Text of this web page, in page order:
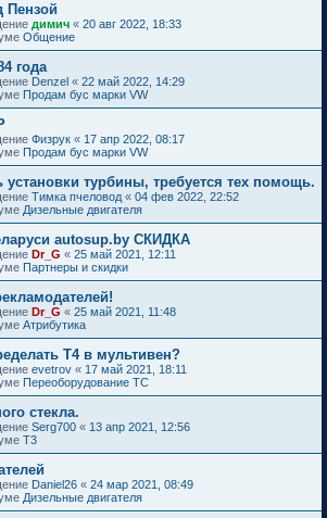
Пензой
димич « 20 авг 2022, 18:33
Общение
года
Denzel « 22 май 2022, 14:29
Продам бус марки VW
Физрук « 17 апр 2022, 08:17
Продам бус марки VW
установки турбины, требуется тех помощь.
Тимка пчеловод « 04 фев 2022, 22:52
Дизельные двигателя
autosup.by СКИДКА
Dr_G « 25 май 2021, 12:11
Партнеры и скидки
Dr_G « 25 май 2021, 11:48
Атрибутика
Т4 в мультивен?
evetrov « 17 май 2021, 18:11
Переоборудование ТС
стекла.
Serg700 « 13 апр 2021, 12:56
T3
Daniel26 « 24 мар 2021, 08:49
Дизельные двигателя